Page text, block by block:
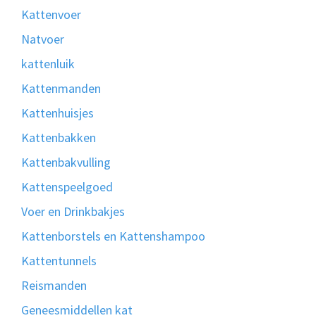
Kattenvoer
Natvoer
kattenluik
Kattenmanden
Kattenhuisjes
Kattenbakken
Kattenbakvulling
Kattenspeelgoed
Voer en Drinkbakjes
Kattenborstels en Kattenshampoo
Kattentunnels
Reismanden
Geneesmiddellen kat